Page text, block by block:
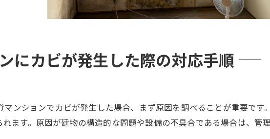
にカビが発生した際の対応手順
マンションでカビが発生した場合、まず原因を調べることが重要で
ます。原因が建物の構造的な問題や設備の不具合である場合は、管